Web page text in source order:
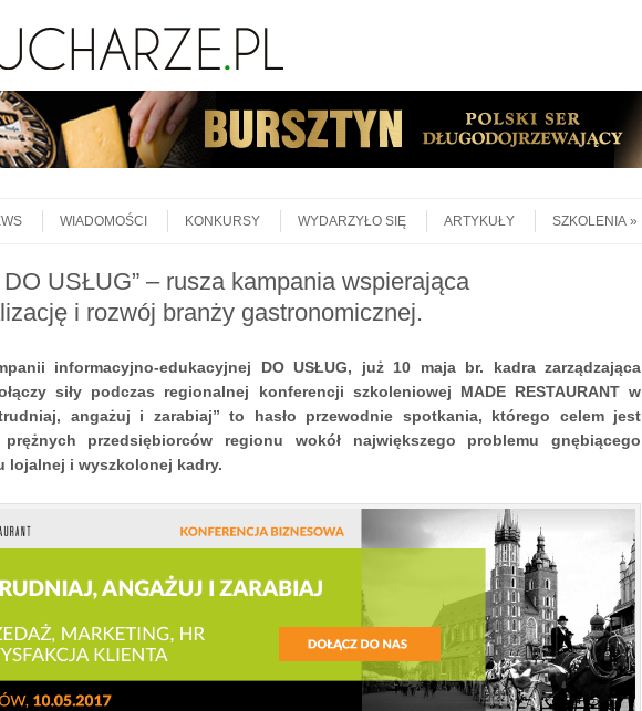
WIADOMOŚCI KONKURSY WYDARZYŁO SIĘ ARTYKUŁY SZKOLENIA
DO USŁUG” – rusza kampania wspierająca
i rozwój branży gastronomicznej.
informacyjno-edukacyjnej DO USŁUG, już 10 maja br. kadra zarządzająca
siły podczas regionalnej konferencji szkoleniowej MADE RESTAURANT w
angażuj i zarabiaj” to hasło przewodnie spotkania, którego celem jest
prężnych przedsiębiorców regionu wokół największego problemu gnębiącego
lojalnej i wyszkolonej kadry.